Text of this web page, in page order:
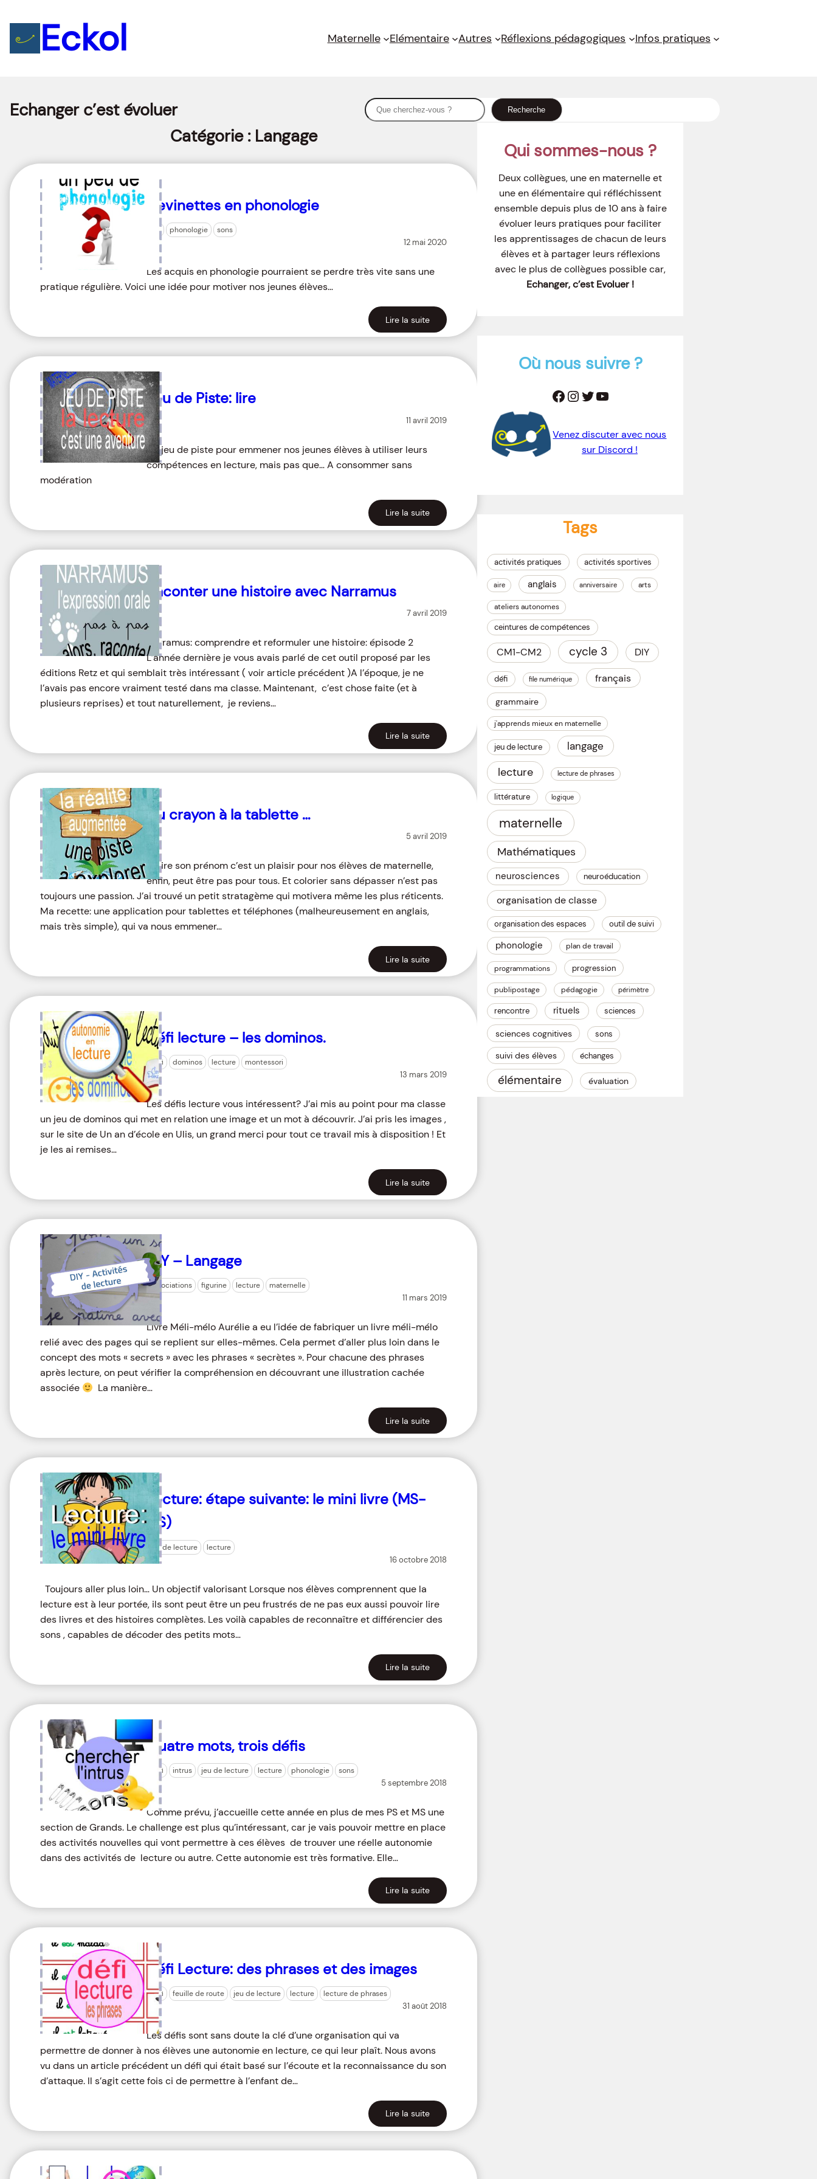
Eckol Maternelle Elémentaire Autres Réflexions pédagogiques Infos pratiques
Echanger c’est évoluer
S
e
c
Recherche
Catégorie : Langage
Devinettes en phonologie
jeu phonologie sons
12 mai 2020
Les acquis en phonologie pourraient se perdre très vite sans une
pratique régulière. Voici une idée pour motiver nos jeunes élèves…
Lire la suite
Jeu de Piste: lire
11 avril 2019
Un jeu de piste pour emmener nos jeunes élèves à utiliser leurs
compétences en lecture, mais pas que… A consommer sans
modération
Lire la suite
Raconter une histoire avec Narramus
7 avril 2019
Narramus: comprendre et reformuler une histoire: épisode 2
L’année dernière je vous avais parlé de cet outil proposé par les
éditions Retz et qui semblait très intéressant ( voir article précédent )A l’époque, je ne
l’avais pas encore vraiment testé dans ma classe. Maintenant, c’est chose faite (et à
plusieurs reprises) et tout naturellement, je reviens…
Lire la suite
Du crayon à la tablette …
5 avril 2019
Ecrire son prénom c’est un plaisir pour nos élèves de maternelle,
enfin, peut être pas pour tous. Et colorier sans dépasser n’est pas
toujours une passion. J’ai trouvé un petit stratagème qui motivera même les plus réticents.
Ma recette: une application pour tablettes et téléphones (malheureusement en anglais,
mais très simple), qui va nous emmener…
Lire la suite
Défi lecture – les dominos.
défi dominos lecture montessori
13 mars 2019
Les défis lecture vous intéressent? J’ai mis au point pour ma classe
un jeu de dominos qui met en relation une image et un mot à découvrir. J’ai pris les images ,
sur le site de Un an d’école en Ulis, un grand merci pour tout ce travail mis à disposition ! Et
je les ai remises…
Lire la suite
DIY – Langage
associations figurine lecture maternelle
11 mars 2019
Livre Méli-mélo Aurélie a eu l’idée de fabriquer un livre méli-mélo
relié avec des pages qui se replient sur elles-mêmes. Cela permet d’aller plus loin dans le
concept des mots « secrets » avec les phrases « secrètes ». Pour chacune des phrases
après lecture, on peut vérifier la compréhension en découvrant une illustration cachée
associée
La manière…
Lire la suite
Lecture: étape suivante: le mini livre (MS-
GS)
jeu de lecture lecture
16 octobre 2018
Toujours aller plus loin… Un objectif valorisant Lorsque nos élèves comprennent que la
lecture est à leur portée, ils sont peut être un peu frustrés de ne pas eux aussi pouvoir lire
des livres et des histoires complètes. Les voilà capables de reconnaître et différencier des
sons , capables de décoder des petits mots…
Lire la suite
Quatre mots, trois défis
défi intrus jeu de lecture lecture phonologie sons
5 septembre 2018
Comme prévu, j’accueille cette année en plus de mes PS et MS une
section de Grands. Le challenge est plus qu’intéressant, car je vais pouvoir mettre en place
des activités nouvelles qui vont permettre à ces élèves de trouver une réelle autonomie
dans des activités de lecture ou autre. Cette autonomie est très formative. Elle…
Lire la suite
Défi Lecture: des phrases et des images
défi feuille de route jeu de lecture lecture lecture de phrases
31 août 2018
Les défis sont sans doute la clé d’une organisation qui va
permettre de donner à nos élèves une autonomie en lecture, ce qui leur plaît. Nous avons
vu dans un article précédent un défi qui était basé sur l’écoute et la reconnaissance du son
d’attaque. Il s’agit cette fois ci de permettre à l’enfant de…
Lire la suite
Qui sommes-nous ?
Deux collègues, une en maternelle et
une en élémentaire qui réfléchissent
ensemble depuis plus de 10 ans à faire
évoluer leurs pratiques pour faciliter
les apprentissages de chacun de leurs
élèves et à partager leurs réflexions
avec le plus de collègues possible car,
Echanger, c’est Evoluer !
Où nous suivre ?
Facebook Instagram Twitter YouTube
Venez discuter avec nous
sur Discord !
Tags
activités pratiques activités sportives
aire anglais anniversaire arts
ateliers autonomes
ceintures de compétences
CM1-CM2 cycle 3 DIY
défi file numérique français
grammaire
j'apprends mieux en maternelle
jeu de lecture langage
lecture lecture de phrases
littérature logique
maternelle
Mathématiques
neurosciences neuroéducation
organisation de classe
organisation des espaces outil de suivi
phonologie plan de travail
programmations progression
publipostage pédagogie périmètre
rencontre rituels sciences
sciences cognitives sons
suivi des élèves échanges
élémentaire évaluation